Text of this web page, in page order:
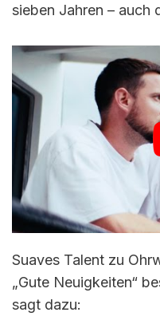
sieben Jahren – auch
Suaves Talent zu
„Gute Neuigkeiten“
sagt dazu: